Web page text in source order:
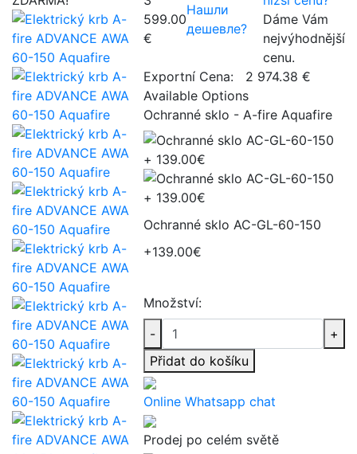
599.00
€
Нашли
дешевле?
Dáme Vám
nejvýhodnější
cenu.
Exportní Cena:
2 974.38 €
Available Options
Ochranné sklo - A-fire Aquafire
Ochranné sklo AC-GL-60-150
+139.00€
Množství:
-
+
Přidat do košíku
Online Whatsapp chat
Prodej po celém světě